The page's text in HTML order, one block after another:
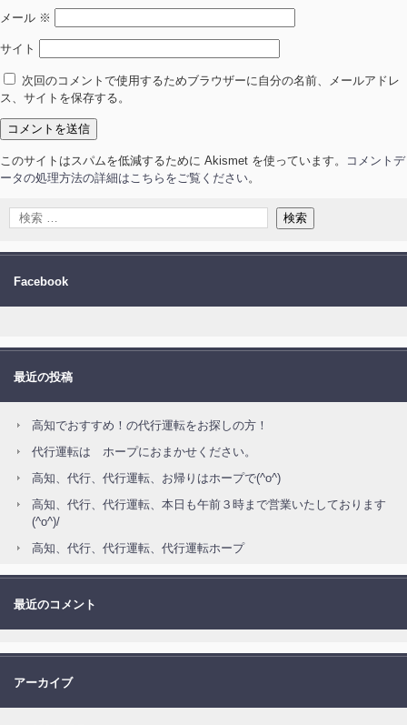
メール ※
サイト
次回のコメントで使用するためブラウザーに自分の名前、メールアドレ
ス、サイトを保存する。
このサイトはスパムを低減するために Akismet を使っています。
コメントデ
ータの処理方法の詳細はこちらをご覧ください。
Facebook
最近の投稿
高知でおすすめ！の代行運転をお探しの方！
代行運転は ホープにおまかせください。
高知、代行、代行運転、お帰りはホープで(^o^)
高知、代行、代行運転、本日も午前３時まで営業いたしております
(^o^)/
高知、代行、代行運転、代行運転ホープ
最近のコメント
アーカイブ